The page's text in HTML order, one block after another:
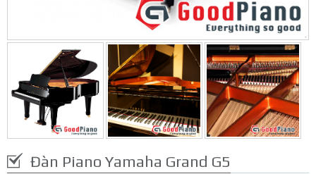
Đàn Piano Yamaha Grand G5